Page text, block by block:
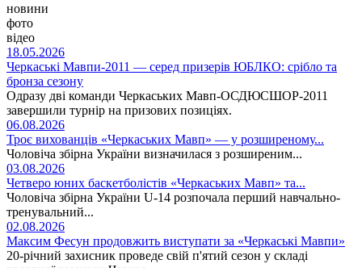
новини
фото
відео
18.05.2026
Черкаські Мавпи-2011 — серед призерів ЮБЛКО: срібло та
бронза сезону
Одразу дві команди Черкаських Мавп-ОСДЮСШОР-2011
завершили турнір на призових позиціях.
06.08.2026
Троє вихованців «Черкаських Мавп» — у розширеному...
Чоловіча збірна України визначилася з розширеним...
03.08.2026
Четверо юних баскетболістів «Черкаських Мавп» та...
Чоловіча збірна України U-14 розпочала перший навчально-
тренувальний...
02.08.2026
Максим Фесун продовжить виступати за «Черкаські Мавпи»
20-річний захисник проведе свій п'ятий сезон у складі